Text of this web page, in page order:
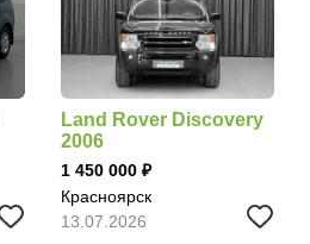
Land Rover Discovery
2006
1 450 000
Красноярск
13.07.2026